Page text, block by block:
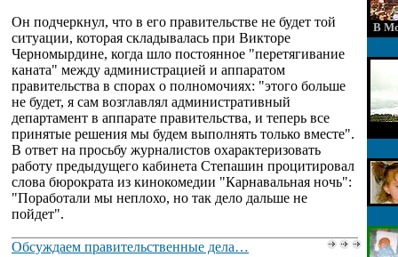
Он подчеркнул, что в его правительстве не будет той
ситуации, которая складывалась при Викторе
Черномырдине, когда шло постоянное "перетягивание
каната" между администрацией и аппаратом
правительства в спорах о полномочиях: "этого больше
не будет, я сам возглавлял административный
департамент в аппарате правительства, и теперь все
принятые решения мы будем выполнять только вместе".
В ответ на просьбу журналистов охарактеризовать
работу предыдущего кабинета Степашин процитировал
слова бюрократа из кинокомедии "Карнавальная ночь":
"Поработали мы неплохо, но так дело дальше не
пойдет".
Обсуждаем правительственные дела…
В